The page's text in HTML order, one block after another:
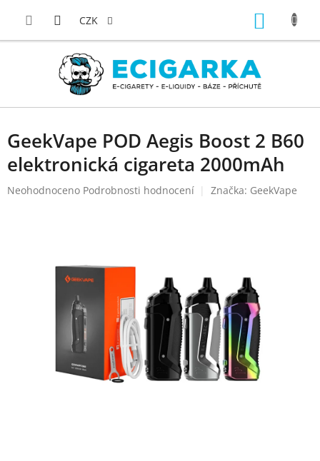
CZK
GeekVape POD Aegis Boost 2 B60
elektronická cigareta 2000mAh
Průměrné
Neohodnoceno Podrobnosti hodnocení Značka: GeekVape